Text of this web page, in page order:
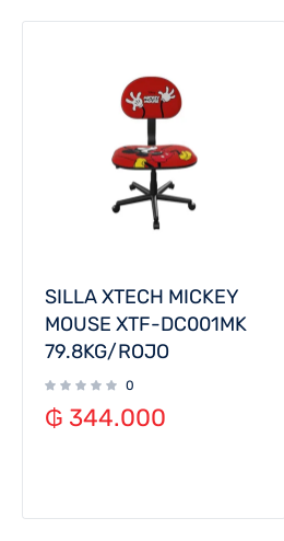
SILLA XTECH MICKEY
MOUSE XTF-DC001MK
79.8KG/ROJO
0
₲ 344.000